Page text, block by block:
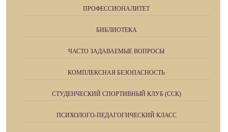
ПРОФЕССИОНАЛИТЕТ
БИБЛИОТЕКА
ЧАСТО ЗАДАВАЕМЫЕ ВОПРОСЫ
КОМПЛЕКСНАЯ БЕЗОПАСНОСТЬ
СТУДЕНЧЕСКИЙ СПОРТИВНЫЙ КЛУБ (ССК)
ПСИХОЛОГО-ПЕДАГОГИЧЕСКИЙ КЛАСС